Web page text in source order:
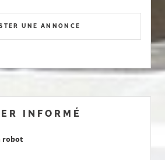
UNE ANNONCE
INFORMÉ
robot